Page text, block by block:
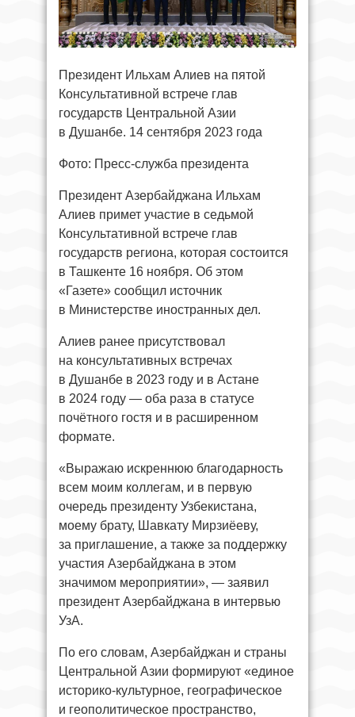
Президент Ильхам Алиев на пятой
Консультативной встрече глав
государств Центральной Азии
в Душанбе. 14 сентября 2023 года
Фото: Пресс-служба президента
Президент Азербайджана Ильхам
Алиев примет участие в седьмой
Консультативной встрече глав
государств региона, которая состоится
в Ташкенте 16 ноября. Об этом
«Газете» сообщил источник
в Министерстве иностранных дел.
Алиев ранее присутствовал
на консультативных встречах
в Душанбе в 2023 году и в Астане
в 2024 году — оба раза в статусе
почётного гостя и в расширенном
формате.
«Выражаю искреннюю благодарность
всем моим коллегам, и в первую
очередь президенту Узбекистана,
моему брату, Шавкату Мирзиёеву,
за приглашение, а также за поддержку
участия Азербайджана в этом
значимом мероприятии», — заявил
президент Азербайджана в интервью
УзА.
По его словам, Азербайджан и страны
Центральной Азии формируют «единое
историко-культурное, географическое
и геополитическое пространство,